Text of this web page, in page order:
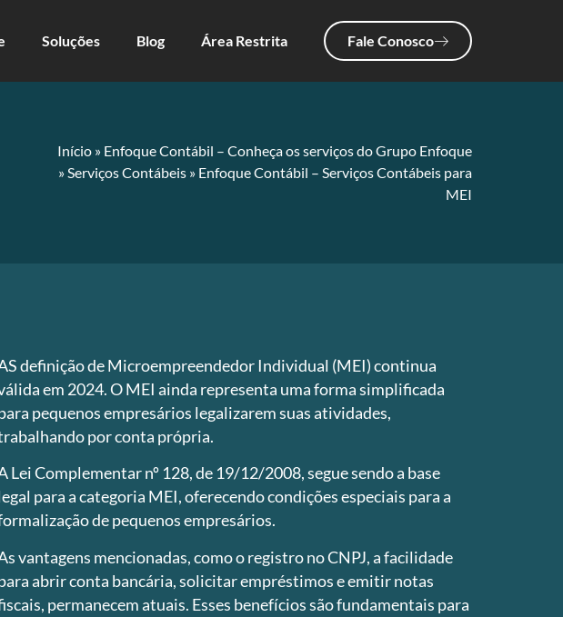
Soluções Blog Área Restrita Fale Conosco
Início» Enfoque Contábil – Conheça os serviços do Grupo Enfoque
»Serviços Contábeis» Enfoque Contábil – Serviços Contábeis para
MEI
definição de Microempreendedor Individual (MEI) continua
em 2024. O MEI ainda representa uma forma simplificada
pequenos empresários legalizarem suas atividades,
por conta própria.
Lei Complementar nº 128, de 19/12/2008, segue sendo a base
para a categoria MEI, oferecendo condições especiais para a
de pequenos empresários.
vantagens mencionadas, como o registro no CNPJ, a facilidade
abrir conta bancária, solicitar empréstimos e emitir notas
permanecem atuais. Esses benefícios são fundamentais para